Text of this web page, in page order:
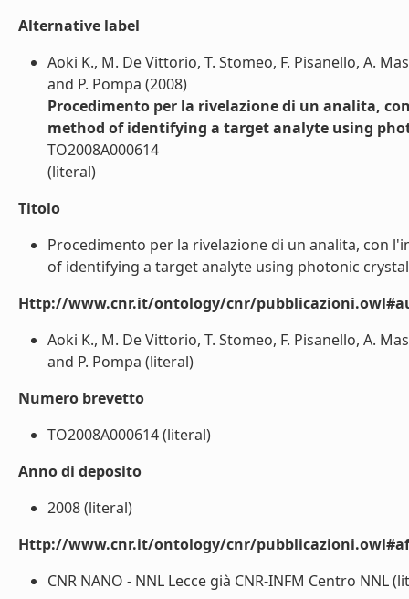
Alternative label
Aoki K., M. De Vittorio, T. Stomeo, F. Pisanello, A.
and P. Pompa (2008)
Procedimento per la rivelazione di un analita,
method of identifying a target analyte using
TO2008A000614
(literal)
Titolo
Procedimento per la rivelazione di un analita, con
of identifying a target analyte using photonic
Http://www.cnr.it/ontology/cnr/
Aoki K., M. De Vittorio, T. Stomeo, F. Pisanello, A.
and P. Pompa (literal)
Numero brevetto
TO2008A000614 (literal)
Anno di deposito
2008 (literal)
Http://www.cnr.it/ontology/cnr/
CNR NANO - NNL Lecce già CNR-INFM Centro NNL